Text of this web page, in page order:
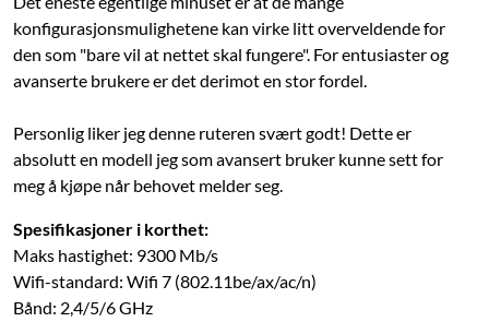
konfigurasjonsmulighetene kan virke litt overveldende for
den som "bare vil at nettet skal fungere". For entusiaster og
avanserte brukere er det derimot en stor fordel.
Personlig liker jeg denne ruteren svært godt! Dette er
absolutt en modell jeg som avansert bruker kunne sett for
meg å kjøpe når behovet melder seg.
Spesifikasjoner i korthet:
Maks hastighet: 9300 Mb/s
Wifi-standard: Wifi 7 (802.11be/ax/ac/n)
Bånd: 2,4/5/6 GHz